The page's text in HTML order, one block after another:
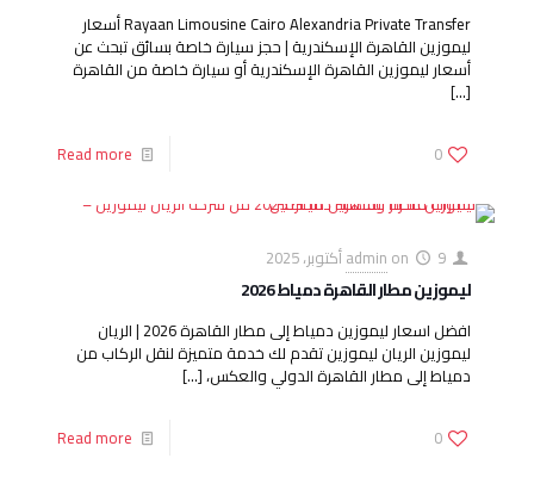
Rayaan Limousine Cairo Alexandria Private Transfer أسعار
ليموزين القاهرة الإسكندرية | حجز سيارة خاصة بسائق تبحث عن
أسعار ليموزين القاهرة الإسكندرية أو سيارة خاصة من القاهرة
[…]
0
Read more
admin on 9 أكتوبر، 2025
ليموزين مطار القاهرة دمياط 2026
افضل اسعار ليموزين دمياط إلى مطار القاهرة 2026 | الريان
ليموزين الريان ليموزين تقدم لك خدمة متميزة لنقل الركاب من
دمياط إلى مطار القاهرة الدولي والعكس،[…]
0
Read more